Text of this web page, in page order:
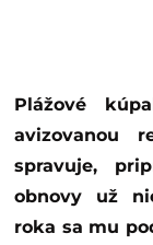
Plážové kúpalisko v Bojniciach prejde dlho
avizovanou
spravuje,
obnovy už
roka sa mu